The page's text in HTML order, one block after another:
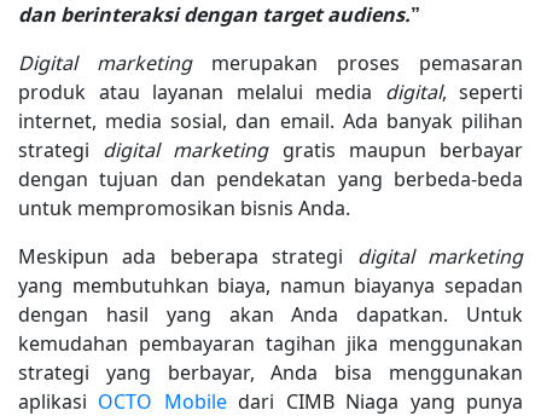
dan berinteraksi dengan target audiens.”
Digital marketing merupakan proses pemasaran
produk atau layanan melalui media digital, seperti
internet, media sosial, dan email. Ada banyak pilihan
strategi digital marketinggratis maupun berbayar
dengan tujuan dan pendekatan yang berbeda-beda
untuk mempromosikan bisnis Anda.
Meskipun ada beberapa strategi digital marketing
yang membutuhkan biaya, namun biayanya sepadan
dengan hasil yang akan Anda dapatkan. Untuk
kemudahan pembayaran tagihan jika menggunakan
strategi yang berbayar, Anda bisa menggunakan
aplikasi OCTO Mobiledari CIMB Niaga yang punya